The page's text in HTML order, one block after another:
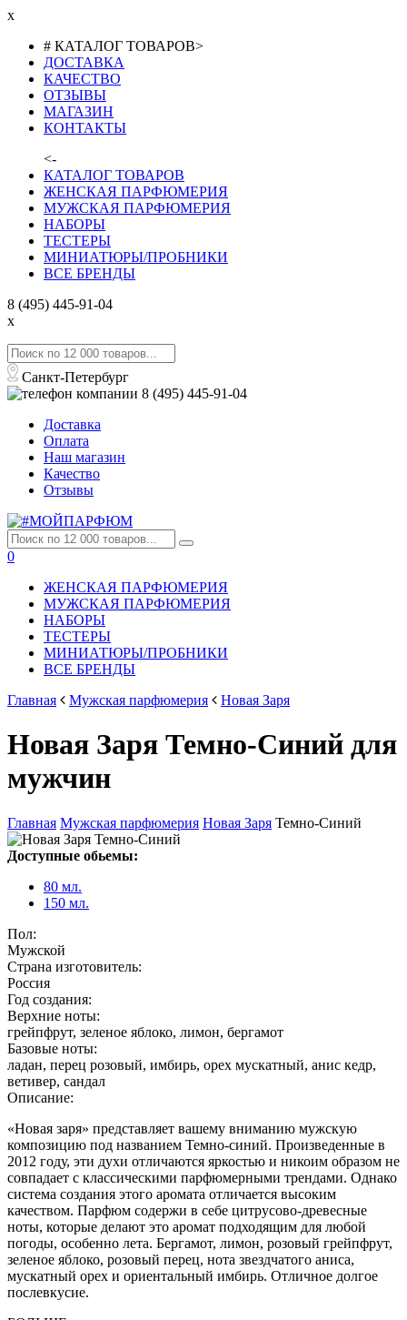
x
# КАТАЛОГ ТОВАРОВ>
ДОСТАВКА
КАЧЕСТВО
ОТЗЫВЫ
МАГАЗИН
КОНТАКТЫ
<-
КАТАЛОГ ТОВАРОВ
ЖЕНСКАЯ ПАРФЮМЕРИЯ
МУЖСКАЯ ПАРФЮМЕРИЯ
НАБОРЫ
ТЕСТЕРЫ
МИНИАТЮРЫ/ПРОБНИКИ
ВСЕ БРЕНДЫ
8 (495) 445-91-04
x
Санкт-Петербург
8 (495) 445-91-04
Доставка
Оплата
Наш магазин
Качество
Отзывы
0
ЖЕНСКАЯ ПАРФЮМЕРИЯ
МУЖСКАЯ ПАРФЮМЕРИЯ
НАБОРЫ
ТЕСТЕРЫ
МИНИАТЮРЫ/ПРОБНИКИ
ВСЕ БРЕНДЫ
Главная
Мужская парфюмерия Новая Заря
Новая Заря Темно-Синий для
мужчин
Главная Мужская парфюмерия Новая Заря Темно-Синий
Доступные обьемы:
80 мл.
150 мл.
Пол:
Мужской
Страна изготовитель:
Россия
Год создания:
Верхние ноты:
грейпфрут, зеленое яблоко, лимон, бергамот
Базовые ноты:
ладан, перец розовый, имбирь, орех мускатный, анис кедр,
ветивер, сандал
Описание:
«Новая заря» представляет вашему вниманию мужскую
композицию под названием Темно-синий. Произведенные в
2012 году, эти духи отличаются яркостью и никоим образом не
совпадает с классическими парфюмерными трендами. Однако
система создания этого аромата отличается высоким
качеством. Парфюм содержи в себе цитрусово-древесные
ноты, которые делают это аромат подходящим для любой
погоды, особенно лета. Бергамот, лимон, розовый грейпфрут,
зеленое яблоко, розовый перец, нота звездчатого аниса,
мускатный орех и ориентальный имбирь. Отличное долгое
послевкусие.